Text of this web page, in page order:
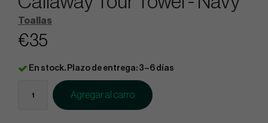
Toallas
€35
En stock. Plazo de entrega: 3–6 días
Agregar al carro